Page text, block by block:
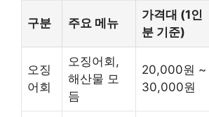
구분 주요 메뉴
가격대 (1인
분 기준)
오징
어회
오징어회,
해산물 모
듬
20,000원 ~
30,000원